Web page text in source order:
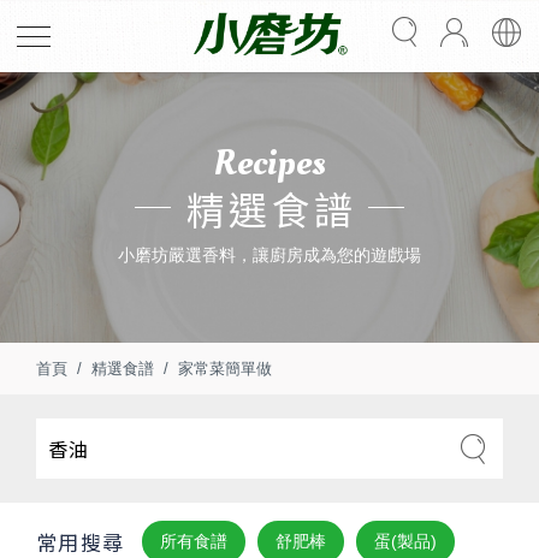
Recipes
精選食譜
小磨坊嚴選香料，讓廚房成為您的遊戲場
首頁 精選食譜 家常菜簡單做
常用搜尋 所有食譜 舒肥棒 蛋(製品)